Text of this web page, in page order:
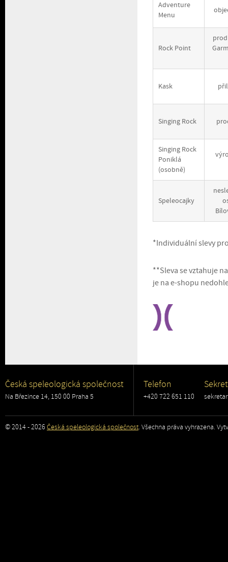
Adventure
Menu
Rock Point
Kask
Singing Rock
Singing Rock
Poniklá
(osobně)
Speleocajky
*Individuální slevy
**Sleva se vztahuje
je na e-shopu
Česká speleologická společnost
Na Březince 14, 150 00 Praha 5
Telefon
+420 722 651 110
© 2014 - 2026 Česká speleologická společnost. Všechna práva vyhrazena.